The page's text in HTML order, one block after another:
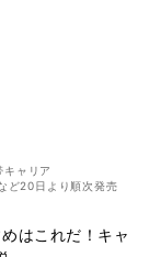
キャリア
ど20日より順次発売
はこれだ！キャ